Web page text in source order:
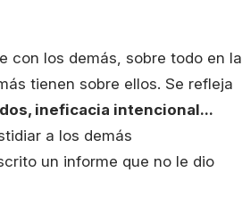
con los demás, sobre todo en la
tienen sobre ellos. Se refleja
ineficacia intencional...
a los demás
un informe que no le dio